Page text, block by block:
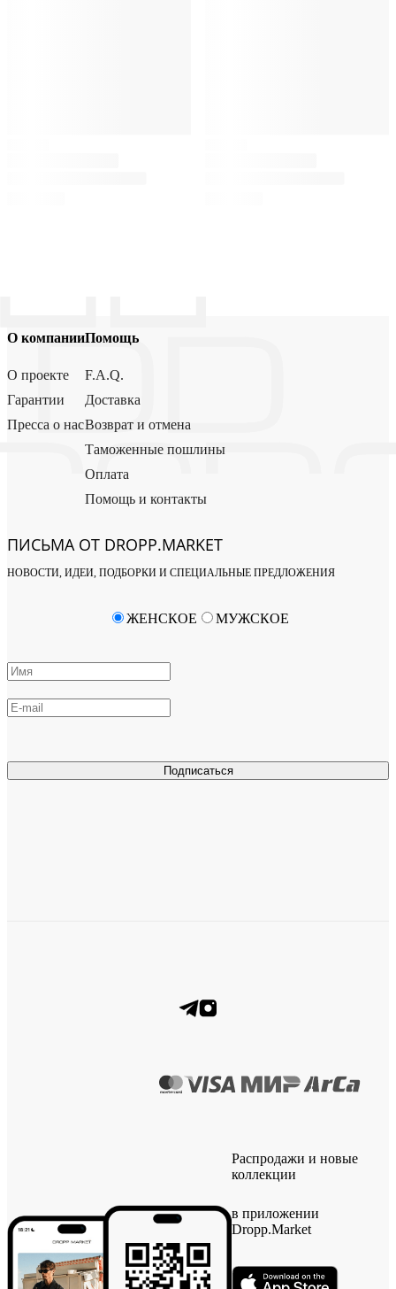
О компании
О проекте
Гарантии
Пресса о нас
Помощь
F.A.Q.
Доставка
Возврат и отмена
Таможенные пошлины
Оплата
Помощь и контакты
ПИСЬМА ОТ DROPP.MARKET
НОВОСТИ, ИДЕИ, ПОДБОРКИ И СПЕЦИАЛЬНЫЕ ПРЕДЛОЖЕНИЯ
Подписаться
ЖЕНСКОЕ МУЖСКОЕ
Распродажи и новые
коллекции
в приложении
Dropp.Market